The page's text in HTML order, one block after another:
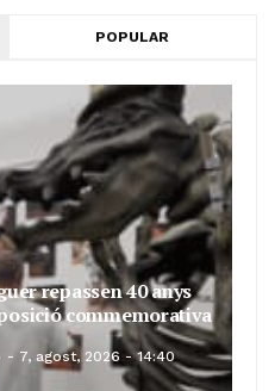
POPULAR
repassen 40 anys
commemorativa
7, agost, 2026 - 14:40